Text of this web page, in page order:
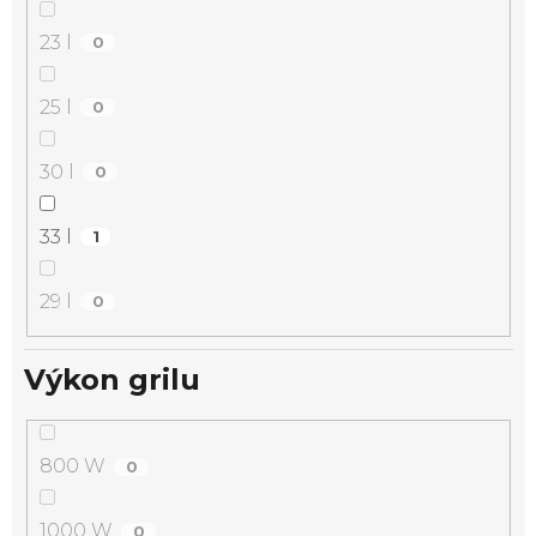
23 l 0
25 l 0
30 l 0
33 l 1
29 l 0
Výkon grilu
800 W 0
1000 W 0